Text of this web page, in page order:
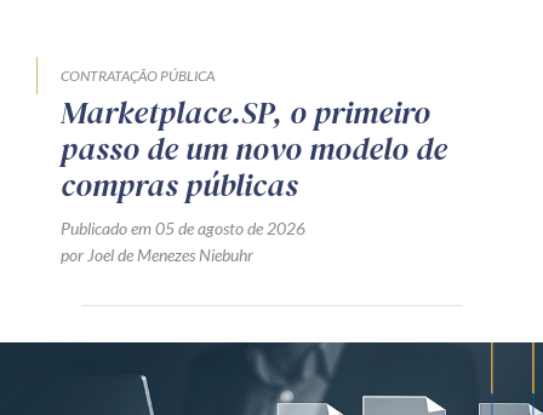
CONTRATAÇÃO PÚBLICA
Marketplace.SP, o primeiro
passo de um novo modelo de
compras públicas
Publicado em 05 de agosto de 2026
por Joel de Menezes Niebuhr